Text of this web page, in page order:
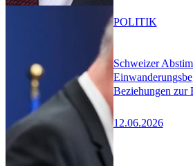
Schweizer
Beziehungen zur
12.06.2026
POLITIK